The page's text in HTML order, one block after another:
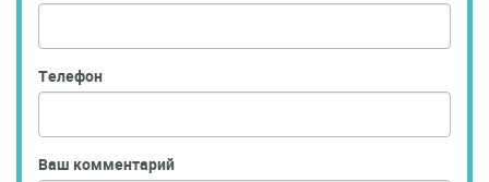
Телефон
Ваш комментарий